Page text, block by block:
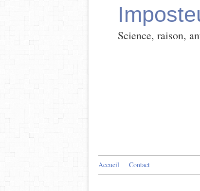
Science, raison,
Accueil Contact